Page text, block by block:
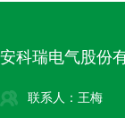
安科瑞电气股份
联系人：王梅